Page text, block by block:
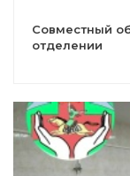
Совместный
отделении